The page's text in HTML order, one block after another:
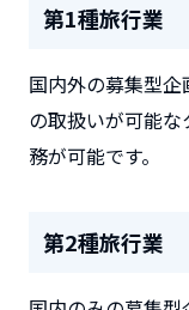
第1種旅行業
国内外の募集型
の取扱いが可能
務が可能です。
第2種旅行業